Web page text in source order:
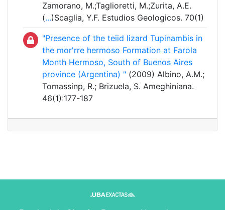
Zamorano, M.;Taglioretti, M.;Zurita, A.E.
(...)Scaglia, Y.F. Estudios Geologicos. 70(1)
"Presence of the teiid lizard Tupinambis in
the mor'rre hermoso Formation at Farola
Month Hermoso, South of Buenos Aires
province (Argentina) " (2009) Albino, A.M.;
Tomassinp, R.; Brizuela, S. Ameghiniana.
46(1):177-187